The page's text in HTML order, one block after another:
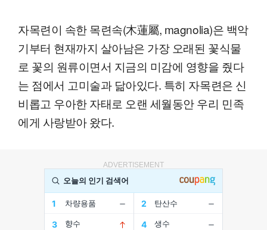
자목련이 속한 목련속(木蓮屬, magnolia)은 백악
기부터 현재까지 살아남은 가장 오래된 꽃식물
로 꽃의 원류이면서 지금의 미감에 영향을 줬다
는 점에서 고미술과 닮아있다. 특히 자목련은 신
비롭고 우아한 자태로 오랜 세월동안 우리 민족
에게 사랑받아 왔다.
ADVERTISEMENT